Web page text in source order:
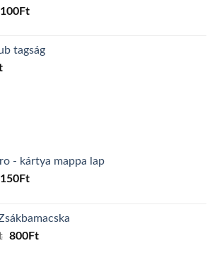
Original
100FtCurrent
100Ft.
tagság
- kártya mappa lap
Original
150FtCurrent
150Ft.
Original
800FtCurrent